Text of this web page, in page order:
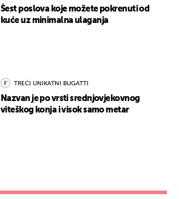
Šest poslova koje možete pokrenuti od
kuće uz minimalna ulaganja
TREĆI UNIKATNI BUGATTI
Nazvan je po vrsti srednjovjekovnog
viteškog konja i visok samo metar